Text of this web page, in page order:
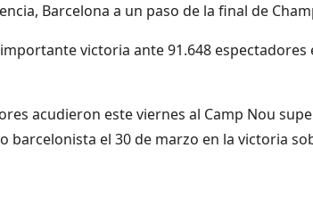
Barcelona a un paso de la final de
victoria ante 91.648
acudieron este viernes al Camp Nou
barcelonista el 30 de marzo en la victoria